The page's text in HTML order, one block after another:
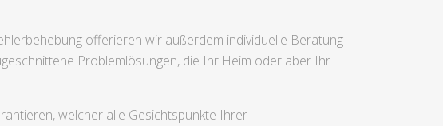
offerieren wir außerdem individuelle Beratung
Problemlösungen, die Ihr Heim oder aber Ihr
welcher alle Gesichtspunkte Ihrer